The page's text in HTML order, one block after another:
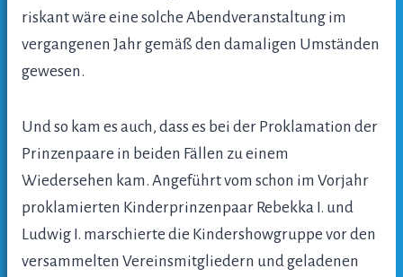
riskant wäre eine solche Abendveranstaltung im
vergangenen Jahr gemäß den damaligen Umständen
gewesen.
Und so kam es auch, dass es bei der Proklamation der
Prinzenpaare in beiden Fällen zu einem
Wiedersehen kam. Angeführt vom schon im Vorjahr
proklamierten Kinderprinzenpaar Rebekka I. und
Ludwig I. marschierte die Kindershowgruppe vor den
versammelten Vereinsmitgliedern und geladenen